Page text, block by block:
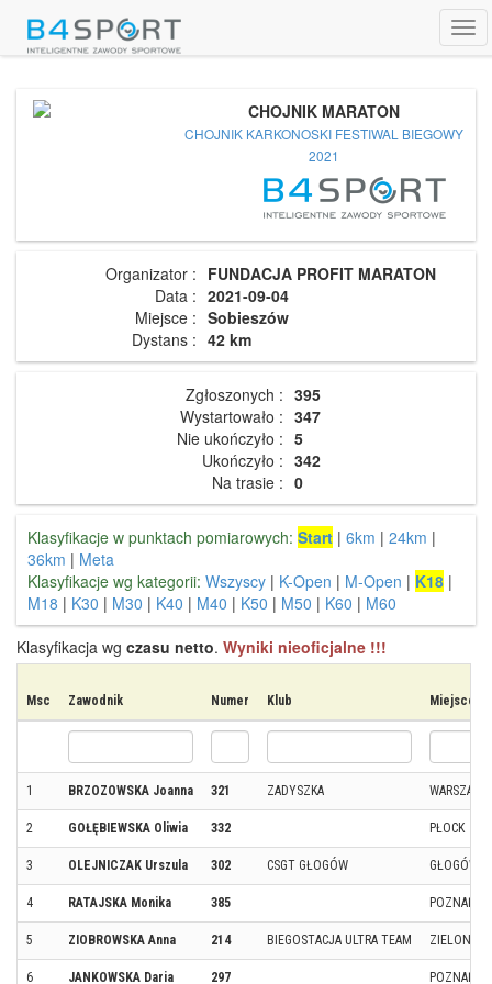
CHOJNIK MARATON
CHOJNIK KARKONOSKI FESTIWAL BIEGOWY
2021
Organizator : FUNDACJA PROFIT MARATON
Data : 2021-09-04
Miejsce : Sobieszów
Dystans : 42 km
Zgłoszonych : 395
Wystartowało : 347
Nie ukończyło : 5
Ukończyło : 342
Na trasie : 0
Klasyfikacje w punktach pomiarowych: Start | 6km | 24km |
36km | Meta
Klasyfikacje wg kategorii: Wszyscy | K-Open | M-Open | K18 |
M18 | K30 | M30 | K40 | M40 | K50 | M50 | K60 | M60
Klasyfikacja wg czasu netto. Wyniki nieoficjalne !!!
Msc Zawodnik Numer Klub
1 BRZOZOWSKA Joanna 321 ZADYSZKA WARSZAWA
2 GOŁĘBIEWSKA Oliwia 332 PŁOCK
3 OLEJNICZAK Urszula 302 CSGT GŁOGÓW GŁOGÓW
4 RATAJSKA Monika 385 POZNAŃ
5 ZIOBROWSKA Anna 214 BIEGOSTACJA ULTRA TEAM ZIELONA
6 JANKOWSKA Daria 297 POZNAŃ